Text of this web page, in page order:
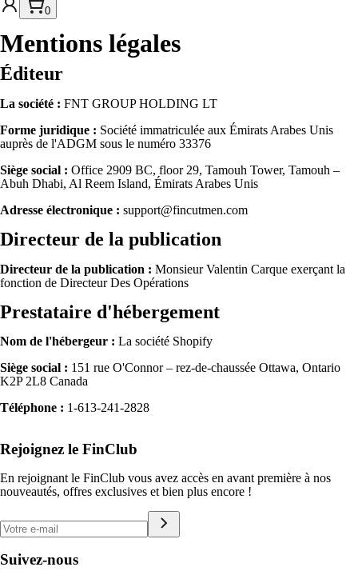
0
Mentions légales
Éditeur
La société : FNT GROUP HOLDING LT
Forme juridique : Société immatriculée aux Émirats Arabes Unis
auprès de l'ADGM sous le numéro 33376
Siège social : Office 2909 BC, floor 29, Tamouh Tower, Tamouh –
Abuh Dhabi, Al Reem Island, Émirats Arabes Unis
Adresse électronique : support@fincutmen.com
Directeur de la publication
Directeur de la publication : Monsieur Valentin Carque exerçant la
fonction de Directeur Des Opérations
Prestataire d'hébergement
Nom de l'hébergeur : La société Shopify
Siège social : 151 rue O'Connor – rez-de-chaussée Ottawa, Ontario
K2P 2L8 Canada
Téléphone : 1-613-241-2828
Rejoignez le FinClub
En rejoignant le FinClub vous avez accès en avant première à nos
nouveautés, offres exclusives et bien plus encore !
Suivez-nous